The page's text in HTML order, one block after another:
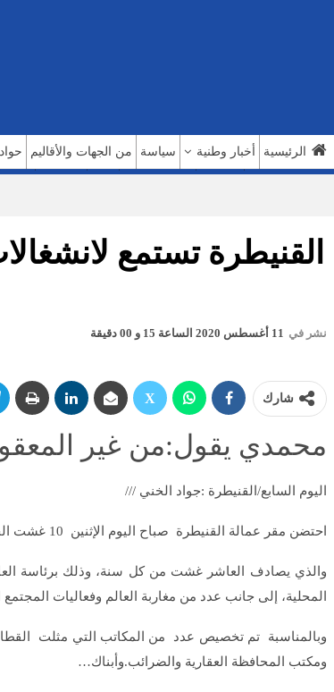
الرئيسية أخبار وطنية سياسة من الجهات والأقاليم
القنيطرة تستمع
نشر في 11 أغسطس 2020 الساعة 15 و 00 دقيقة
شارك
محمدي يقول:من غير
اليوم السابع/القنيطرة :جواد الخني ///
احتضن مقر عمالة القنيطرة صباح اليوم الإثنين 10 غشت الجاري، فعاليات الاحتفال باليوم الوطني للمهاجر المنظم تحت شعار “من أجل تعزيز مساهمة المغاربة المقيمين بالخارج في الأوراش التنموية الوطنية”.
والذي يصادف العاشر غشت من كل سنة، وذلك برئاسة
المحلية، إلى جانب عدد من مغاربة العالم وفعاليات المجتمع
وبالمناسبة تم تخصيص عدد من المكاتب التي مثلت
ومكتب المحافظة العقارية والضرائب.وأبناك…